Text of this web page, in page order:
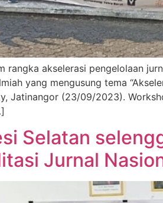
rangka akselerasi pengelolaan
yang mengusung tema
Jatinangor (23/09/2023).
Selatan
Jurnal